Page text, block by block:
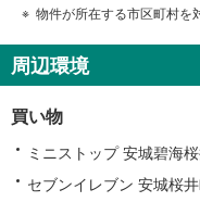
物件が所在する市区町村を
周辺環境
買い物
ミニストップ 安城碧海
セブンイレブン 安城桜